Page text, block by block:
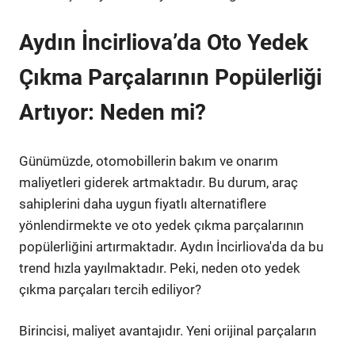
Aydın İncirliova’da Oto Yedek
Çıkma Parçalarının Popülerliği
Artıyor: Neden mi?
Günümüzde, otomobillerin bakım ve onarım
maliyetleri giderek artmaktadır. Bu durum, araç
sahiplerini daha uygun fiyatlı alternatiflere
yönlendirmekte ve oto yedek çıkma parçalarının
popülerliğini artırmaktadır. Aydın İncirliova'da da bu
trend hızla yayılmaktadır. Peki, neden oto yedek
çıkma parçaları tercih ediliyor?
Birincisi, maliyet avantajıdır. Yeni orijinal parçaların